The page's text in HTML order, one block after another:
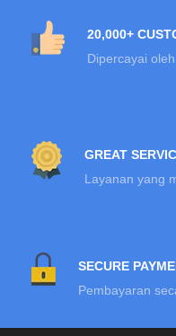
20,000+
Dipercayai
GREAT
Layanan yang
SECURE
Pembayaran